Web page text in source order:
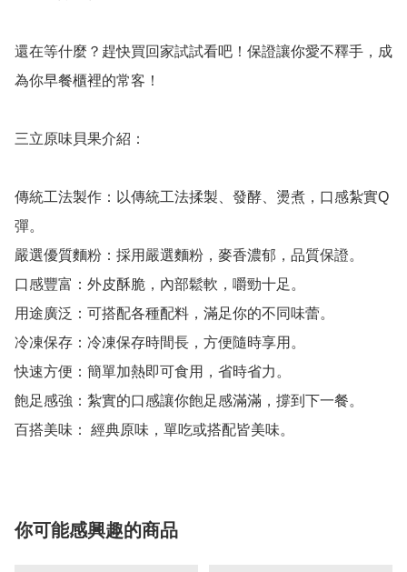
還在等什麼？趕快買回家試試看吧！保證讓你愛不釋手，成
為你早餐櫃裡的常客！
三立原味貝果介紹：
傳統工法製作：以傳統工法揉製、發酵、燙煮，口感紮實Q
彈。
嚴選優質麵粉：採用嚴選麵粉，麥香濃郁，品質保證。
口感豐富：外皮酥脆，內部鬆軟，嚼勁十足。
用途廣泛：可搭配各種配料，滿足你的不同味蕾。
冷凍保存：冷凍保存時間長，方便隨時享用。
快速方便：簡單加熱即可食用，省時省力。
飽足感強：紮實的口感讓你飽足感滿滿，撐到下一餐。
你可能感興趣的商品